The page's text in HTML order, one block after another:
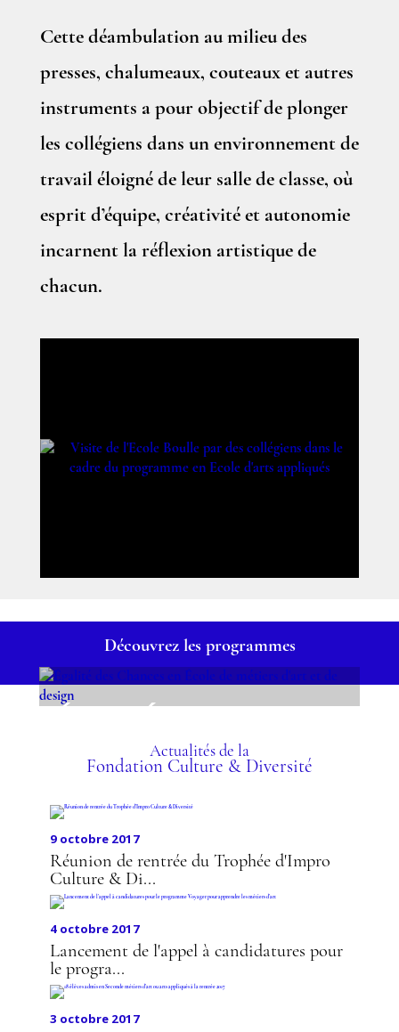
Cette déambulation au milieu des
presses, chalumeaux, couteaux et autres
instruments a pour objectif de plonger
les collégiens dans un environnement de
travail éloigné de leur salle de classe, où
esprit d’équipe, créativité et autonomie
incarnent la réflexion artistique de
chacun.
Découvrez les programmes
ÉGALITÉ DES CHANCES
EN ÉCOLE DE MÉTIERS
D'ART ET DE DESIGN
Actualités de la
Fondation Culture & Diversité
9 octobre 2017
Réunion de rentrée du Trophée d'Impro
Culture & Di...
4 octobre 2017
Lancement de l'appel à candidatures pour
le progra...
3 octobre 2017